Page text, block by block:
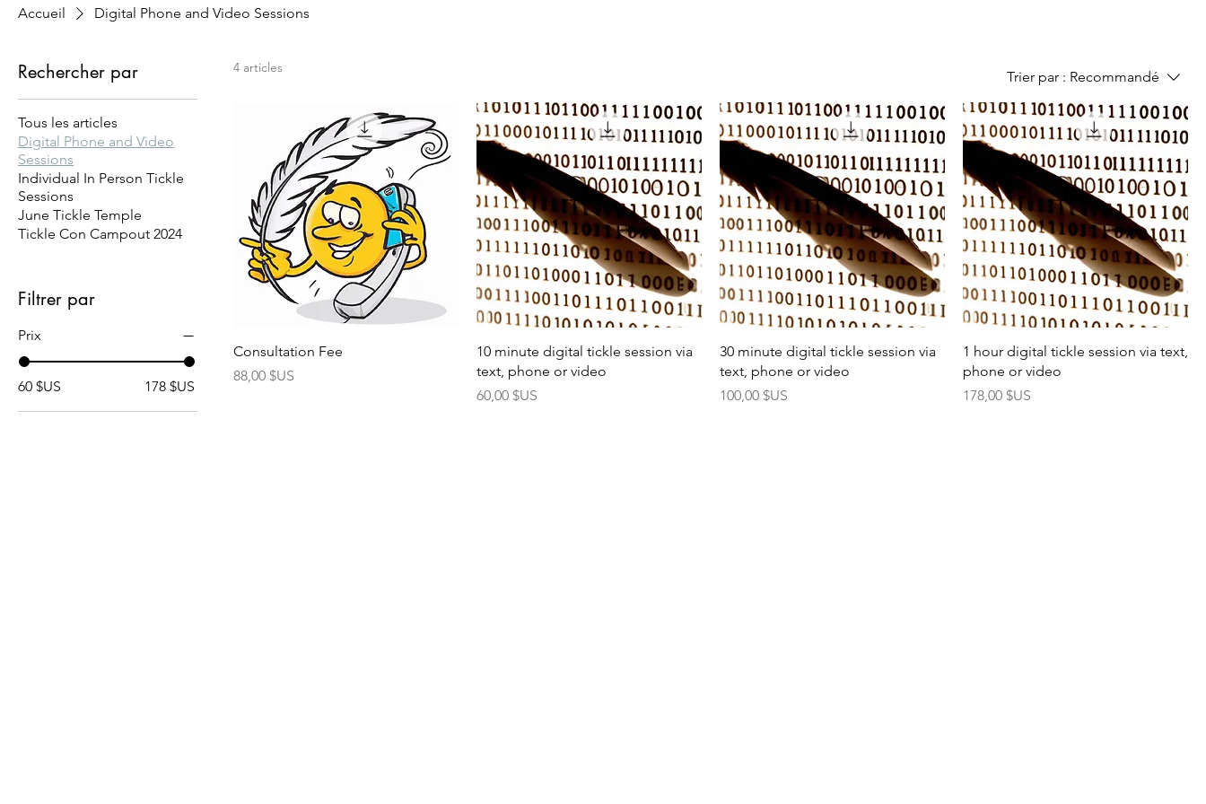
Accueil Digital Phone and Video Sessions
Rechercher par
Tous les articles
Digital Phone and Video
Sessions
Individual In Person Tickle
Sessions
June Tickle Temple
Tickle Con Campout 2024
Filtrer par
Prix
60 $US 178 $US
4 articles
Trier par : Recommandé
Consultation Fee
Prix
88,00 $US
10 minute digital tickle session via
text, phone or video
Prix
60,00 $US
30 minute digital tickle session via
text, phone or video
Prix
100,00 $US
1 hour digital tickle session via text,
phone or video
Prix
178,00 $US